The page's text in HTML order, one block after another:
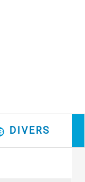
DIVERS